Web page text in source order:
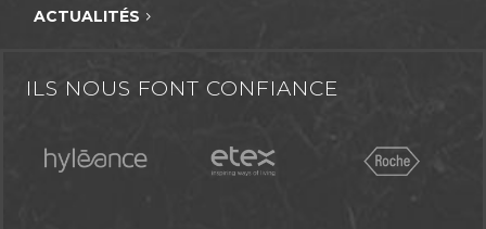
ACTUALITÉS
ILS NOUS FONT CONFIANCE